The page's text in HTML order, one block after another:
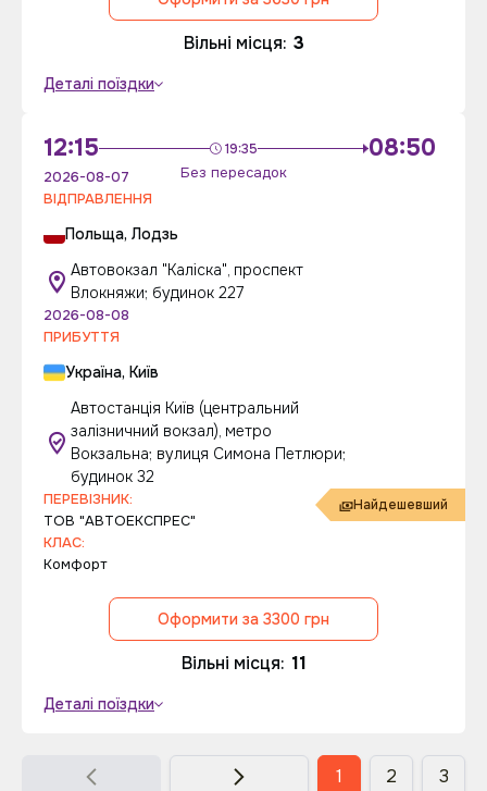
Вільні місця: 3
Деталі поїздки
12:15 19:35
Без пересадок
08:50
2026-08-07
ВІДПРАВЛЕННЯ
Польща, Лодзь
Автовокзал "Каліска", проспект
Влокняжи; будинок 227
2026-08-08
ПРИБУТТЯ
Україна, Київ
Автостанція Київ (центральний
залізничний вокзал), метро
Вокзальна; вулиця Симона Петлюри;
будинок 32
Найдешевший
ПЕРЕВІЗНИК:
ТОВ "АВТОЕКСПРЕС"
КЛАС:
Комфорт
Оформити за 3300 грн
Вільні місця: 11
Деталі поїздки
1 2 3